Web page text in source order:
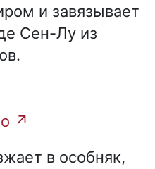
и завязывает
Сен-Лу из
↗
в особняк,